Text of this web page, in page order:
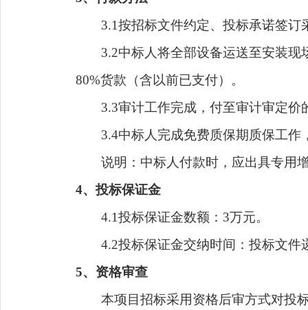
3.1按招标文件约定、投标承诺签
3.2中标人将全部设备运送至安装
80%货款（含以前已支付）。
3.3审计工作完成，付至审计审定价
3.4中标人完成免费质保期质保工作
说明：中标人付款时，应出具专用
4、投标保证金
4.1投标保证金数额： 3万元。
4.2投标保证金交纳时间：投标文件
5、资格审查
本项目招标采用资格后审方式对投